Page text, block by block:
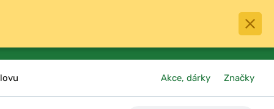
0
košík
Akce, dárky Značky